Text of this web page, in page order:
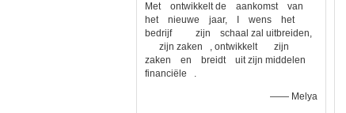
Met ontwikkelt de aankomst van
het nieuwe jaar, I wens het
bedrijf zijn schaal zal uitbreiden,
zijn zaken , ontwikkelt zijn
zaken en breidt uit zijn middelen
financiële .
—— Melya